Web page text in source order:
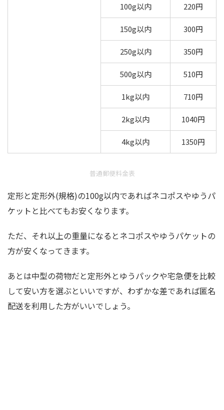
100g以内 220円
150g以内 300円
250g以内 350円
500g以内 510円
1kg以内 710円
2kg以内 1040円
4kg以内 1350円
普通郵便料金表
定形と定形外(規格)の100g以内であればネコポスやゆうパ
ケットと比べてもお安くなります。
ただ、それ以上の重量になるとネコポスやゆうパケットの
方が安くなってきます。
あとは中型の荷物だと定形外とゆうパックや宅急便を比較
して安い方を選ぶといいですが、わずかな差であれば匿名
配送を利用した方がいいでしょう。